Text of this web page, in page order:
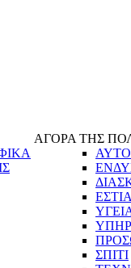
ΑΓΟΡΑ ΤΗΣ
ΣΠΙΤΙ